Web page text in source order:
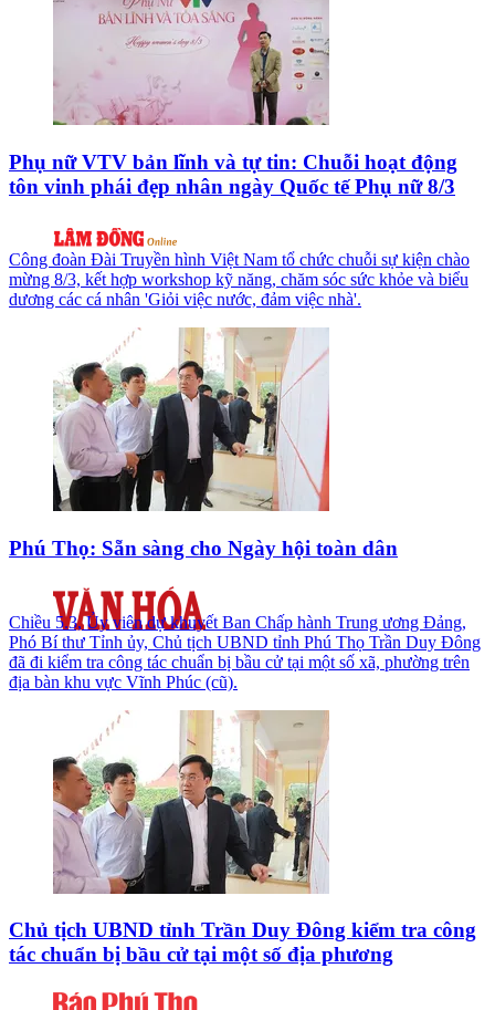
Phụ nữ VTV bản lĩnh và tự tin: Chuỗi hoạt động
tôn vinh phái đẹp nhân ngày Quốc tế Phụ nữ 8/3
Công đoàn Đài Truyền hình Việt Nam tổ chức chuỗi sự kiện chào
mừng 8/3, kết hợp workshop kỹ năng, chăm sóc sức khỏe và biểu
dương các cá nhân 'Giỏi việc nước, đảm việc nhà'.
Phú Thọ: Sẵn sàng cho Ngày hội toàn dân
Chiều 5.3, Ủy viên dự khuyết Ban Chấp hành Trung ương Đảng,
Phó Bí thư Tỉnh ủy, Chủ tịch UBND tỉnh Phú Thọ Trần Duy Đông
đã đi kiểm tra công tác chuẩn bị bầu cử tại một số xã, phường trên
địa bàn khu vực Vĩnh Phúc (cũ).
Chủ tịch UBND tỉnh Trần Duy Đông kiểm tra công
tác chuẩn bị bầu cử tại một số địa phương